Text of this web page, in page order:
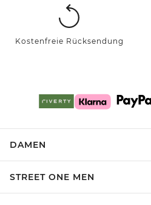
Kostenfreie Rücksendung
DAMEN
STREET ONE MEN